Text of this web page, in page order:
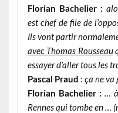
Florian Bachelier :
est chef de file de
Ils vont partir
avec Thomas Rousseau
essayer d’aller tous les
Pascal Praud : ça ne va
Florian Bachelier : …
Rennes qui tombe en …